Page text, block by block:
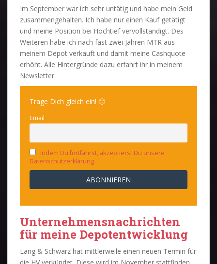
Im September war ich sehr untätig und habe mein Geld
zusammengehalten. Ich habe nur einen Kauf getätigt
und meine Position bei Hochtief vervollständigt. Des
Weiteren habe ich nach fast zwei Jahren MTR aus
meinem Depot verkauft und damit meine Cashquote
erhöht. Alle Hintergründe dazu erfahrt ihr in meinem
Newsletter.
Trage Dich gleich ein! 🙂
Email
Indem Du fortfährst, akzeptierst Du unsere
Datenschutzerklärung.
Unternehmensnachrichten
für meine Depotentwicklung
Lang & Schwarz hat mittlerweile einen neuen Termin für